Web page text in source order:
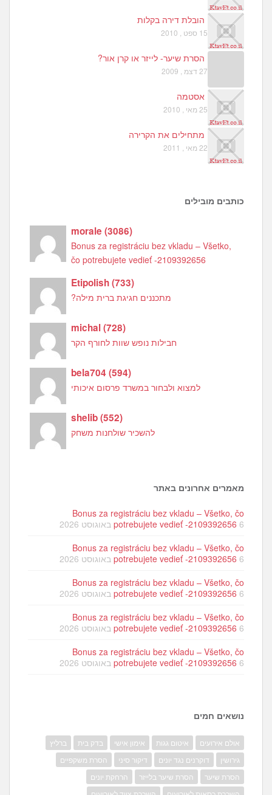
הובלת דירה בקלות
15 ספט , 2010
הסרת שיער- לייזר או קרן אור?
27 דצמ , 2009
אסטמה
25 מאי , 2010
מתחילים את הקרירה
22 מאי , 2011
כותבים מובילים
morale(3086)
Bonus za registráciu bez vkladu – Všetko,
čo potrebujete vedieť -2109392656
Etipolish(733)
מתכננים חגיגת ברית מילה?
michal(728)
חבילות נופש שוות לחורף הקר
bela704(594)
למצוא ולבחור במשרד פרסום איכותי
shelib(552)
להשכיר שולחנות משחק
מאמרים אחרונים באתר
Bonus za registráciu bez vkladu – Všetko, čo
potrebujete vedieť -2109392656 6 באוגוסט 2026
Bonus za registráciu bez vkladu – Všetko, čo
potrebujete vedieť -2109392656 6 באוגוסט 2026
Bonus za registráciu bez vkladu – Všetko, čo
potrebujete vedieť -2109392656 6 באוגוסט 2026
Bonus za registráciu bez vkladu – Všetko, čo
potrebujete vedieť -2109392656 6 באוגוסט 2026
Bonus za registráciu bez vkladu – Všetko, čo
potrebujete vedieť -2109392656 6 באוגוסט 2026
נושאים חמים
אולם אירועים איטום גגות אימון אישי בדק בית
ברליץ
גירושין
דוקרנים נגד יונים דיקור סיני
הסרת משקפיים
הסרת שיער
הסרת שיער בלייזר
הרחקת יונים